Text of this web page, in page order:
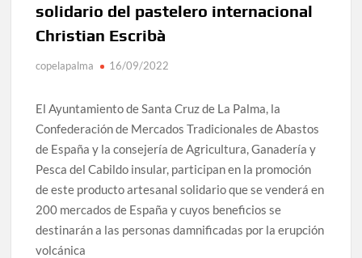
solidario del pastelero internacional
Christian Escribà
copelapalma 16/09/2022
El Ayuntamiento de Santa Cruz de La Palma, la
Confederación de Mercados Tradicionales de Abastos
de España y la consejería de Agricultura, Ganadería y
Pesca del Cabildo insular, participan en la promoción
de este producto artesanal solidario que se venderá en
200 mercados de España y cuyos beneficios se
destinarán a las personas damnificadas por la erupción
volcánica